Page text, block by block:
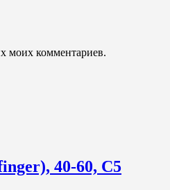
моих комментариев.
40-60, С5